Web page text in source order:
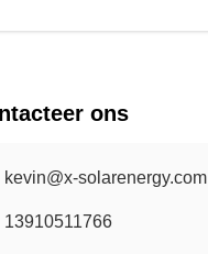
ons
kevin@x-solarenergy.com
13910511766